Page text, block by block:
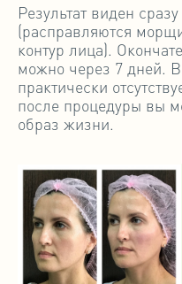
Результат виден
(расправляются
контур лица).
можно через 7 дней.
практически
после процедуры вы
образ жизни.